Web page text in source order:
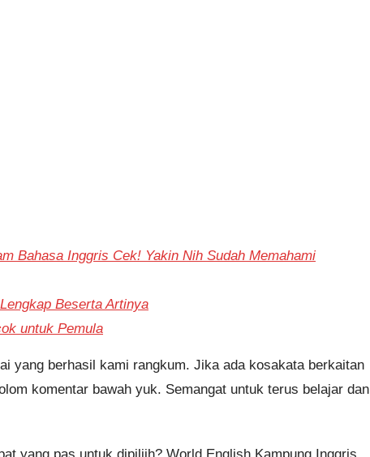
Bahasa Inggris Cek! Yakin Nih Sudah Memahami
Beserta Artinya
untuk Pemula
yang berhasil kami rangkum. Jika ada kosakata berkaitan
komentar bawah yuk. Semangat untuk terus belajar dan